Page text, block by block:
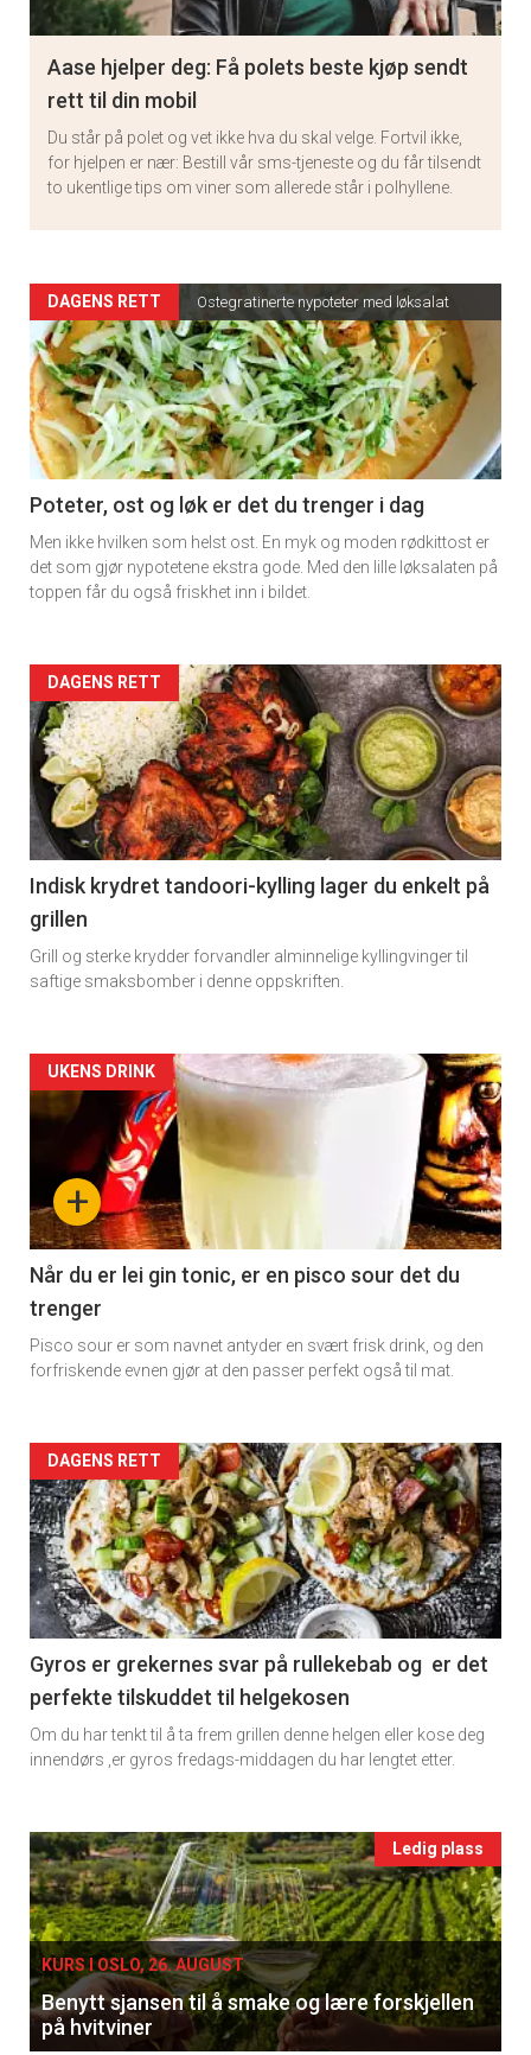
Aase hjelper deg: Få polets beste kjøp sendt
rett til din mobil
Du står på polet og vet ikke hva du skal velge. Fortvil ikke,
for hjelpen er nær: Bestill vår sms-tjeneste og du får tilsendt
to ukentlige tips om viner som allerede står i polhyllene.
Artikler
detail
-
section
11
DAGENS RETT Ostegratinerte nypoteter med løksalat
Poteter, ost og løk er det du trenger i dag
Men ikke hvilken som helst ost. En myk og moden rødkittost er
det som gjør nypotetene ekstra gode. Med den lille løksalaten på
toppen får du også friskhet inn i bildet.
Artikler
detail
-
section
11
Dagens
rett
DAGENS RETT
Indisk krydret tandoori-kylling lager du enkelt på
grillen
Grill og sterke krydder forvandler alminnelige kyllingvinger til
saftige smaksbomber i denne oppskriften.
Artikler
detail
section
11
Dagens
rett
+
UKENS DRINK
Når du er lei gin tonic, er en pisco sour det du
trenger
Pisco sour er som navnet antyder en svært frisk drink, og den
forfriskende evnen gjør at den passer perfekt også til mat.
Artikler
detail
-
section
11
Ukens
vin
DAGENS RETT
Gyros er grekernes svar på rullekebab og er det
perfekte tilskuddet til helgekosen
Om du har tenkt til å ta frem grillen denne helgen eller kose deg
innendørs ,er gyros fredags-middagen du har lengtet etter.
Events
single
Ledig plass
KURS I OSLO, 26. AUGUST
Benytt sjansen til å smake og lære forskjellen
på hvitviner